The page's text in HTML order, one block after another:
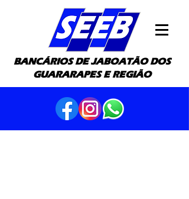
BANCÁRIOS DE JABOATÃO DOS
GUARARAPES E REGIÃO